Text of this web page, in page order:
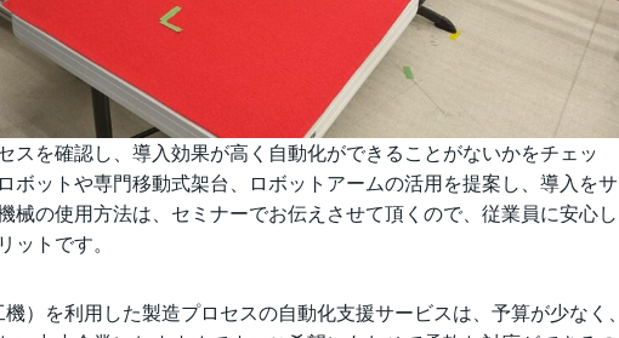
スを確認し、導入効果が高く自動化ができることがないかをチェッ
ボットや専門移動式架台、ロボットアームの活用を提案し、導入をサ
械の使用方法は、セミナーでお伝えさせて頂くので、従業員に安心し
ットです。
）を利用した製造プロセスの自動化支援サービスは、予算が少なく、